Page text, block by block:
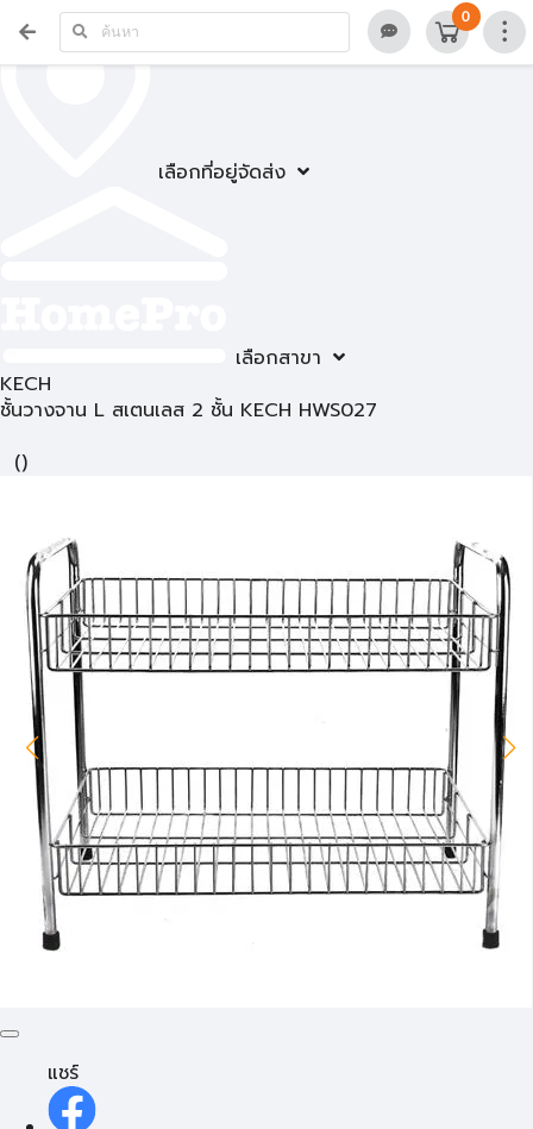
เลือกที่อยู่จัดส่ง
เลือกสาขา
0
KECH
ชั้นวางจาน L สเตนเลส 2 ชั้น KECH HWS027
()
แชร์